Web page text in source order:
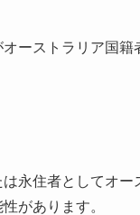
ーストラリア国
永住者としてオ
があります。